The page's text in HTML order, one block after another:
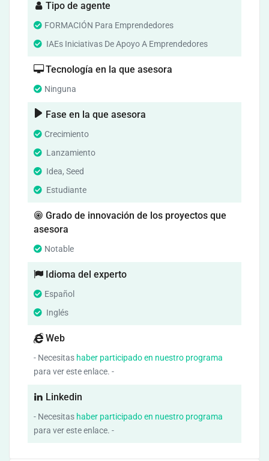
Tipo de agente
FORMACIÓN Para Emprendedores
IAEs Iniciativas De Apoyo A Emprendedores
Tecnología en la que asesora
Ninguna
Fase en la que asesora
Crecimiento
Lanzamiento
Idea, Seed
Estudiante
Grado de innovación de los proyectos que
asesora
Notable
Idioma del experto
Español
Inglés
Web
- Necesitas haber participado en nuestro programa
para ver este enlace. -
Linkedin
- Necesitas haber participado en nuestro programa
para ver este enlace. -